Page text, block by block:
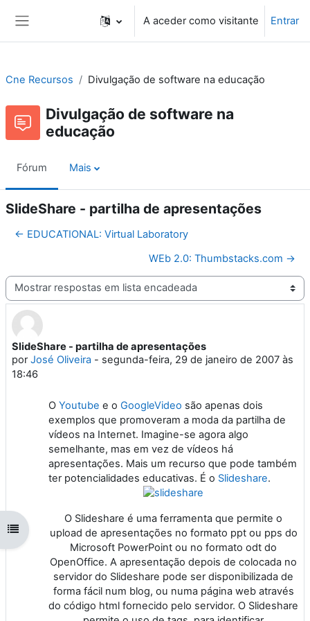
A aceder como visitante Entrar
Abrir índice da disciplina
Cne Recursos Divulgação de software na educação
Divulgação de software na
educação
Fórum Mais
SlideShare - partilha de apresentações
← EDUCATIONAL: Virtual Laboratory
WEb 2.0: Thumbstacks.com →
Modo de visualização
SlideShare - partilha de apresentações
porJosé Oliveira - segunda-feira, 29 de janeiro de 2007 às
18:46
Número de respostas: 0
O Youtube e o GoogleVideo são apenas dois
exemplos que promoveram a moda da partilha de
vídeos na Internet. Imagine-se agora algo
semelhante, mas em vez de vídeos há
apresentações. Mais um recurso que pode também
ter potencialidades educativas. É o Slideshare.
O Slideshare é uma ferramenta que permite o
upload de apresentações no formato ppt ou pps do
Microsoft PowerPoint ou no formato odt do
OpenOffice. A apresentação depois de colocada no
servidor do Slideshare pode ser disponibilizada de
forma fácil num blog, ou numa página web através
do código html fornecido pelo servidor. O Slideshare